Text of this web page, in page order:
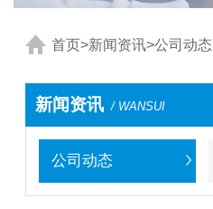
首页>新闻资讯>公司动态
新闻资讯 / WANSUI
公司动态